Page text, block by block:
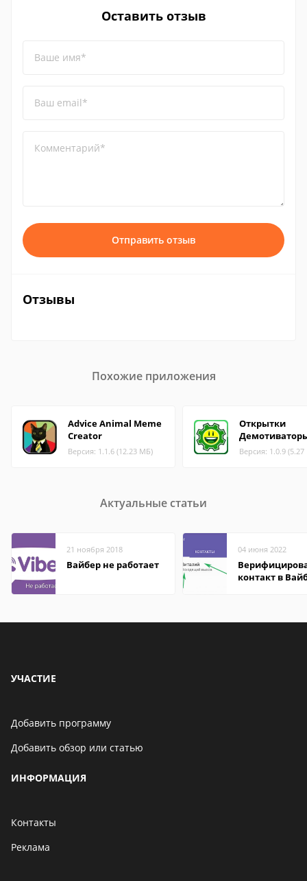
Оставить отзыв
Ваше имя*
Ваш email*
Комментарий*
Отправить отзыв
Отзывы
Похожие приложения
Advice Animal Meme
Creator
Версия: 1.1.6 (12.23 МБ)
Открытки
Версия: 1.0.9
Актуальные статьи
21 ноября 2018
Вайбер не работает
04 июня 2022
контакт в
УЧАСТИЕ
Добавить программу
Добавить обзор или статью
ИНФОРМАЦИЯ
Контакты
Реклама